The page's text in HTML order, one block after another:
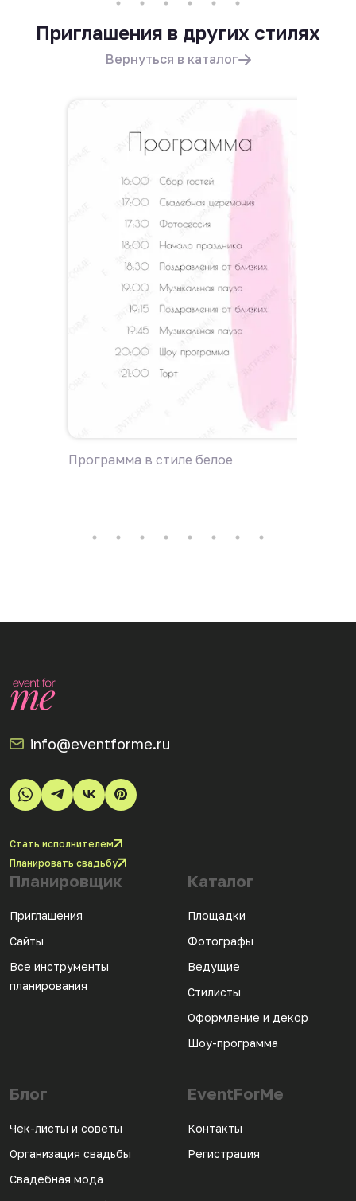
Приглашения в других стилях
Вернуться в каталог
Программа в стиле белое
info@eventforme.ru
Стать исполнителем
Планировать свадьбу
Планировщик
Приглашения
Сайты
Все инструменты
планирования
Каталог
Площадки
Фотографы
Ведущие
Стилисты
Оформление и декор
Шоу-программа
Блог
Чек-листы и советы
Организация свадьбы
Свадебная мода
EventForMe
Контакты
Регистрация